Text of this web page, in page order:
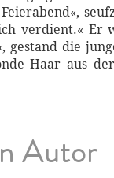
verdient.« Er
gestand die
Haar aus
Autor